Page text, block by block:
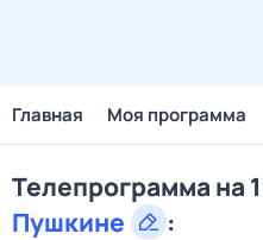
Главная Моя программа
Телепрограмма на
Пушкине
: